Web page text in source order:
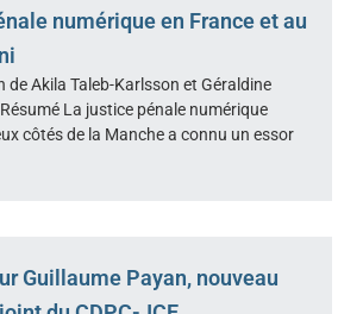
numérique en France et au
de Akila Taleb-Karlsson et Géraldine
La justice pénale numérique
côtés de la Manche a connu un essor
Guillaume Payan, nouveau